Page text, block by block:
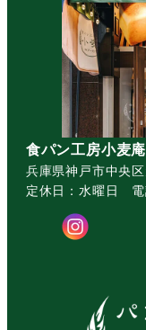
食パン工房小麦
兵庫県神戸市中央
定休日：水曜日